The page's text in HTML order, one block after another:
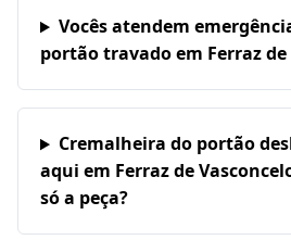
Vocês atendem
portão travado em Ferraz de
Cremalheira do portão
aqui em Ferraz de
só a peça?